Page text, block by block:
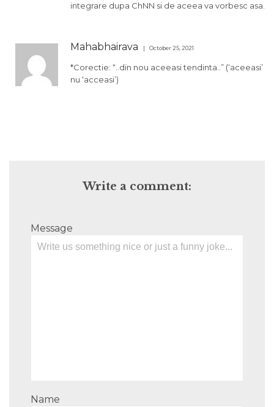
integrare dupa ChNN si de aceea va vorbesc asa.
Mahabhairava October 25, 2021
*Corectie: “..din nou aceeasi tendinta..” (‘aceeasi’
nu ‘acceasi’)
Write a comment:
Message
Name